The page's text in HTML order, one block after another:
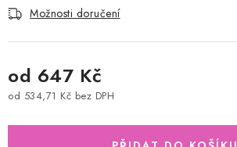
Možnosti doručení
od 647 Kč
od 534,71 Kč bez DPH